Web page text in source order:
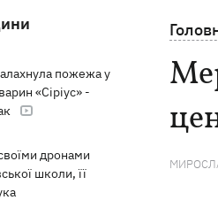
пожежа у
«Сіріус» -
дронами
школи, її